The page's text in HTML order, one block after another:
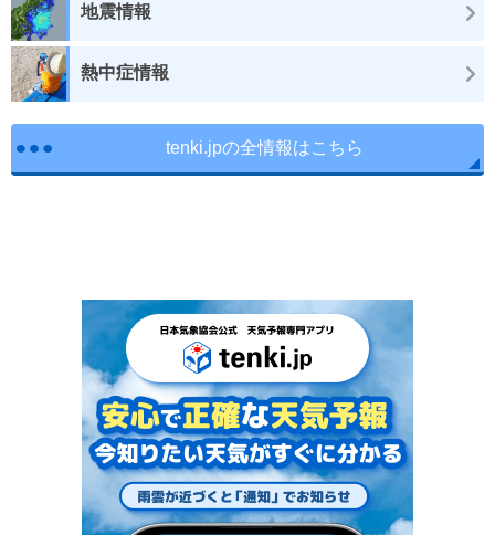
地震情報
熱中症情報
tenki.jpの全情報はこちら